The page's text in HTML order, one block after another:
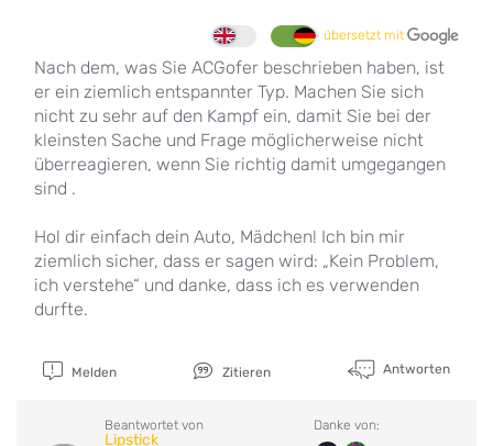
übersetzt mit
Nach dem, was Sie ACGofer beschrieben haben, ist
er ein ziemlich entspannter Typ. Machen Sie sich
nicht zu sehr auf den Kampf ein, damit Sie bei der
kleinsten Sache und Frage möglicherweise nicht
überreagieren, wenn Sie richtig damit umgegangen
sind .
Hol dir einfach dein Auto, Mädchen! Ich bin mir
ziemlich sicher, dass er sagen wird: „Kein Problem,
ich verstehe“ und danke, dass ich es verwenden
durfte.
Melden Zitieren Antworten
Beantwortet von
Lipstick
Danke von: